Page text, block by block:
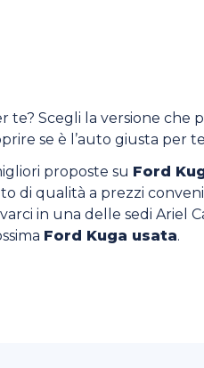
te? Scegli la versione
se è l’auto giusta per
proposte su Ford
di qualità a prezzi
in una delle sedi Ariel
Ford Kuga usata.